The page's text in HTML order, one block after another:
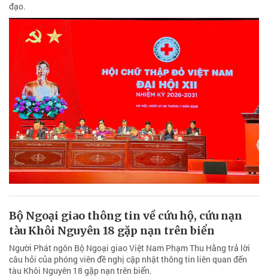
đạo.
Bộ Ngoại giao thông tin về cứu hộ, cứu nạn
tàu Khôi Nguyên 18 gặp nạn trên biển
Người Phát ngôn Bộ Ngoại giao Việt Nam Phạm Thu Hằng trả lời
câu hỏi của phóng viên đề nghị cập nhật thông tin liên quan đến
tàu Khôi Nguyên 18 gặp nạn trên biển.